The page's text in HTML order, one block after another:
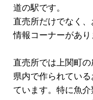
道の駅です。
直売所だけでなく
情報コーナーがあり
直売所では上関町
県内で作られてい
ています。特に魚